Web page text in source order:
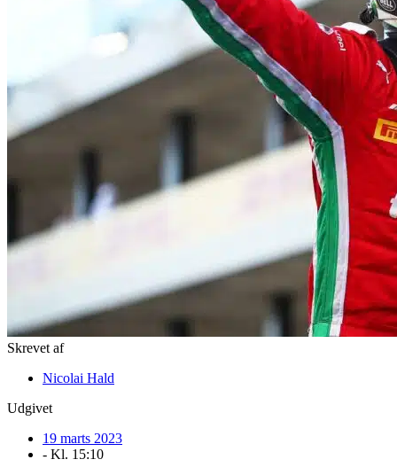
Skrevet af
Nicolai Hald
Udgivet
19 marts 2023
- Kl. 15:10